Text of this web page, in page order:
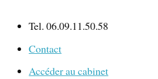
Tel. 06.09.11.50.58
Contact
Accéder au cabinet